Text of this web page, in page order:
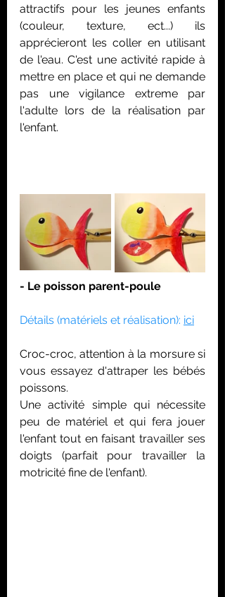
attractifs pour les jeunes enfants
(couleur, texture, ect...) ils
apprécieront les coller en utilisant
de l'eau. C'est une activité rapide à
mettre en place et qui ne demande
pas une vigilance extreme par
l'adulte lors de la réalisation par
l'enfant.
- Le poisson parent-poule
Détails (matériels et réalisation): ici
Croc-croc, attention à la morsure si
vous essayez d'attraper les bébés
poissons.
Une activité simple qui nécessite
peu de matériel et qui fera jouer
l'enfant tout en faisant travailler ses
doigts (parfait pour travailler la
motricité fine de l'enfant).